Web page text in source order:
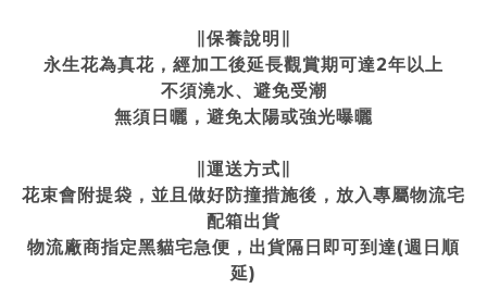
∥保養說明∥
永生花為真花，經加工後延長觀賞期可達2年以上
不須澆水、避免受潮
無須日曬，避免太陽或強光曝曬
∥運送方式∥
花束會附提袋，並且做好防撞措施後，放入專屬物流宅
配箱出貨
物流廠商指定黑貓宅急便，出貨隔日即可到達(週日順
延)